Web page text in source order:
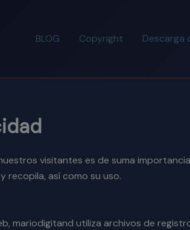
BLOG Copyright Descarga
visitantes es de suma
recopila, así como su uso.
mariodigitand utiliza archivos de